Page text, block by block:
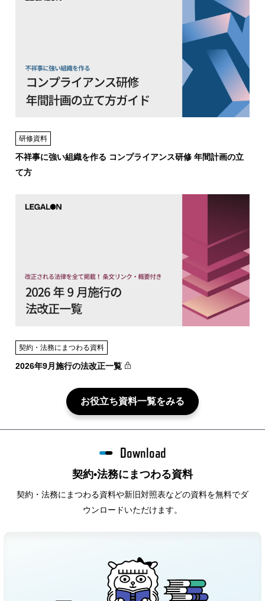
研修資料
不祥事に強い組織を作る コンプライアンス研修 年間計画の立
て方
契約・法務にまつわる資料
2026年9月施行の法改正一覧
お役立ち資料一覧をみる
契約•法務にまつわる資料
Download
契約・法務にまつわる資料や新旧対照表などの資料を無料でダ
ウンロードいただけます。